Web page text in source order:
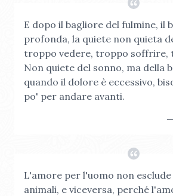
E dopo il bagliore del fulmine, il
profonda, la quiete non quieta
troppo vedere, troppo soffrire,
Non quiete del sonno, ma della
quando il dolore è eccessivo,
po' per andare avanti.
L'amore per l'uomo non
animali, e viceversa, perché